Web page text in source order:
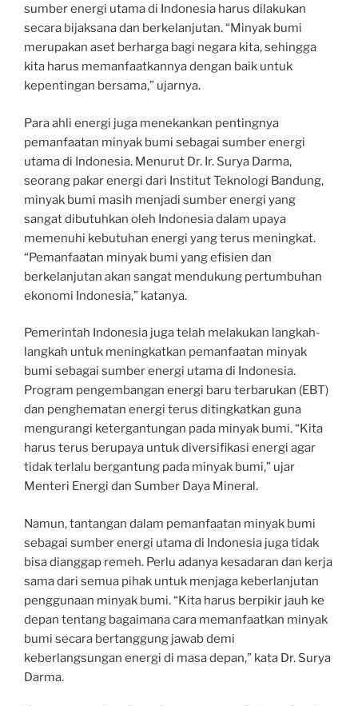
sumber energi utama di Indonesia harus dilakukan
secara bijaksana dan berkelanjutan. “Minyak bumi
merupakan aset berharga bagi negara kita, sehingga
kita harus memanfaatkannya dengan baik untuk
kepentingan bersama,” ujarnya.
Para ahli energi juga menekankan pentingnya
pemanfaatan minyak bumi sebagai sumber energi
utama di Indonesia. Menurut Dr. Ir. Surya Darma,
seorang pakar energi dari Institut Teknologi Bandung,
minyak bumi masih menjadi sumber energi yang
sangat dibutuhkan oleh Indonesia dalam upaya
memenuhi kebutuhan energi yang terus meningkat.
“Pemanfaatan minyak bumi yang efisien dan
berkelanjutan akan sangat mendukung pertumbuhan
ekonomi Indonesia,” katanya.
Pemerintah Indonesia juga telah melakukan langkah-
langkah untuk meningkatkan pemanfaatan minyak
bumi sebagai sumber energi utama di Indonesia.
Program pengembangan energi baru terbarukan (EBT)
dan penghematan energi terus ditingkatkan guna
mengurangi ketergantungan pada minyak bumi. “Kita
harus terus berupaya untuk diversifikasi energi agar
tidak terlalu bergantung pada minyak bumi,” ujar
Menteri Energi dan Sumber Daya Mineral.
Namun, tantangan dalam pemanfaatan minyak bumi
sebagai sumber energi utama di Indonesia juga tidak
bisa dianggap remeh. Perlu adanya kesadaran dan kerja
sama dari semua pihak untuk menjaga keberlanjutan
penggunaan minyak bumi. “Kita harus berpikir jauh ke
depan tentang bagaimana cara memanfaatkan minyak
bumi secara bertanggung jawab demi
keberlangsungan energi di masa depan,” kata Dr. Surya
Darma.